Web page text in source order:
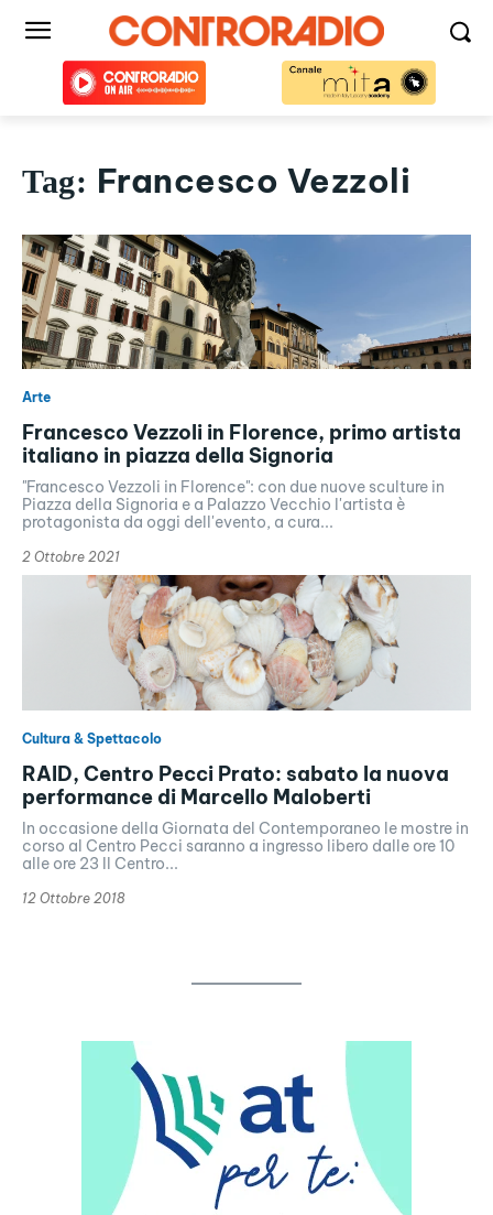
Tag: Francesco Vezzoli
Arte
Francesco Vezzoli in Florence, primo artista
italiano in piazza della Signoria
"Francesco Vezzoli in Florence": con due nuove sculture in
Piazza della Signoria e a Palazzo Vecchio l'artista è
protagonista da oggi dell'evento, a cura...
2 Ottobre 2021
Cultura & Spettacolo
RAID, Centro Pecci Prato: sabato la nuova
performance di Marcello Maloberti
In occasione della Giornata del Contemporaneo le mostre in
corso al Centro Pecci saranno a ingresso libero dalle ore 10
alle ore 23 Il Centro...
12 Ottobre 2018